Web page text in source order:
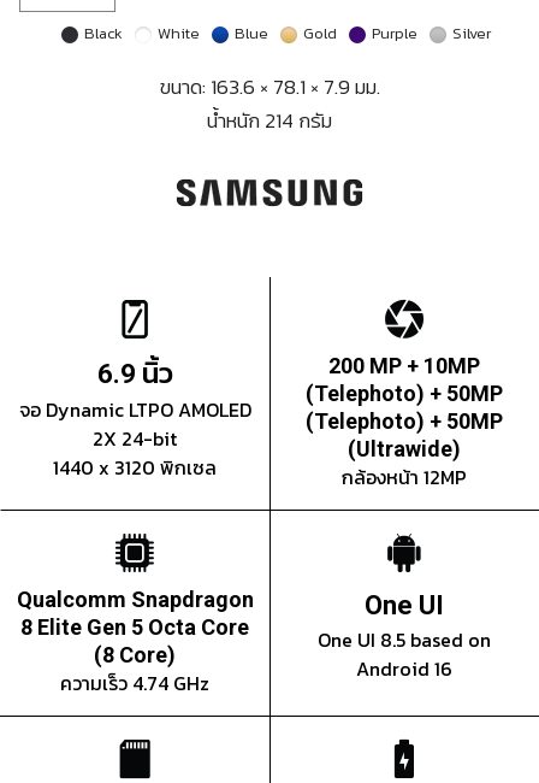
Black White Blue Gold Purple Silver
ขนาด: 163.6 × 78.1 × 7.9 มม.
น้ำหนัก 214 กรัม
6.9 นิ้ว
จอ Dynamic LTPO AMOLED
2X 24-bit
1440 x 3120 พิกเซล
200 MP + 10MP
(Telephoto) + 50MP
(Telephoto) + 50MP
(Ultrawide)
กล้องหน้า 12MP
Qualcomm Snapdragon
8 Elite Gen 5 Octa Core
(8 Core)
ความเร็ว 4.74 GHz
One UI
One UI 8.5 based on
Android 16